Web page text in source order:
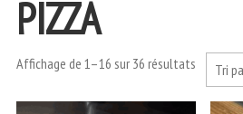
PIZZA
Affichage de 1–16 sur 36 résultats